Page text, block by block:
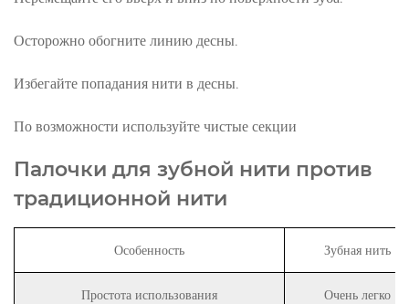
Осторожно обогните линию десны.
Избегайте попадания нити в десны.
По возможности используйте чистые секции
Палочки для зубной нити против
традиционной нити
Особенность Зубная нить
Простота использования Очень легко